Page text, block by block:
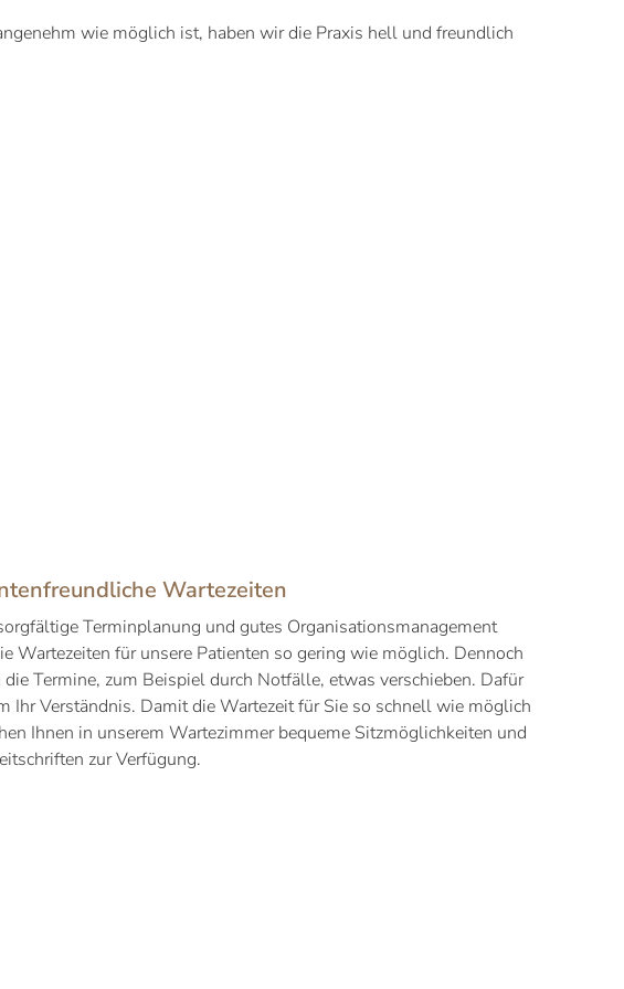
wie möglich ist, haben wir die Praxis hell und freundlich
Wartezeiten
Terminplanung und gutes Organisationsmanagement
Wartezeiten für unsere Patienten so gering wie möglich. Dennoch
die Termine, zum Beispiel durch Notfälle, etwas verschieben. Dafür
Ihr Verständnis. Damit die Wartezeit für Sie so schnell wie möglich
Ihnen in unserem Wartezimmer bequeme Sitzmöglichkeiten und
zur Verfügung.